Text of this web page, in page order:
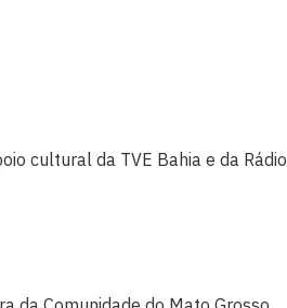
cultural da TVE Bahia e da Rádio